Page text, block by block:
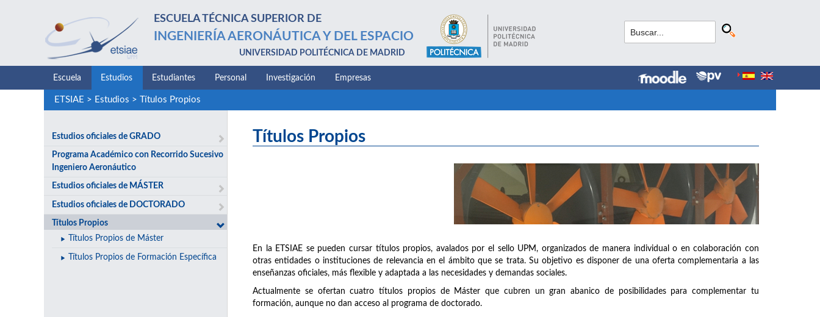
ESCUELA TÉCNICA SUPERIOR DE
INGENIERÍA AERONÁUTICA Y DEL ESPACIO
UNIVERSIDAD POLITÉCNICA DE MADRID
Escuela Estudios Estudiantes Personal Investigación Empresas
ETSIAE > Estudios > Títulos Propios
Estudios oficiales de GRADO
Programa Académico con Recorrido Sucesivo
Ingeniero Aeronáutico
Estudios oficiales de MÁSTER
Estudios oficiales de DOCTORADO
Títulos Propios
Títulos Propios de Máster
Títulos Propios de Formación Específica
Títulos Propios
En la ETSIAE se pueden cursar títulos propios, avalados por el sello UPM, organizados de manera individual o en colaboración con
otras entidades o instituciones de relevancia en el ámbito que se trata. Su objetivo es disponer de una oferta complementaria a las
enseñanzas oficiales, más flexible y adaptada a las necesidades y demandas sociales.
Actualmente se ofertan cuatro títulos propios de Máster que cubren un gran abanico de posibilidades para complementar tu
formación, aunque no dan acceso al programa de doctorado.